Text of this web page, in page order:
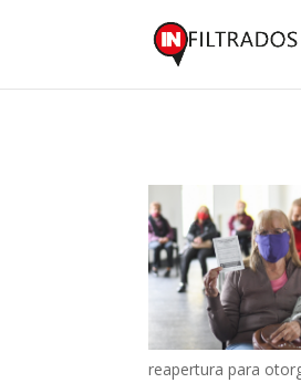
reapertura para